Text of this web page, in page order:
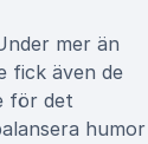
mer än
fick även de
för det
humor